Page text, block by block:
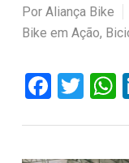
Por Aliança Bike
Bike em Ação,